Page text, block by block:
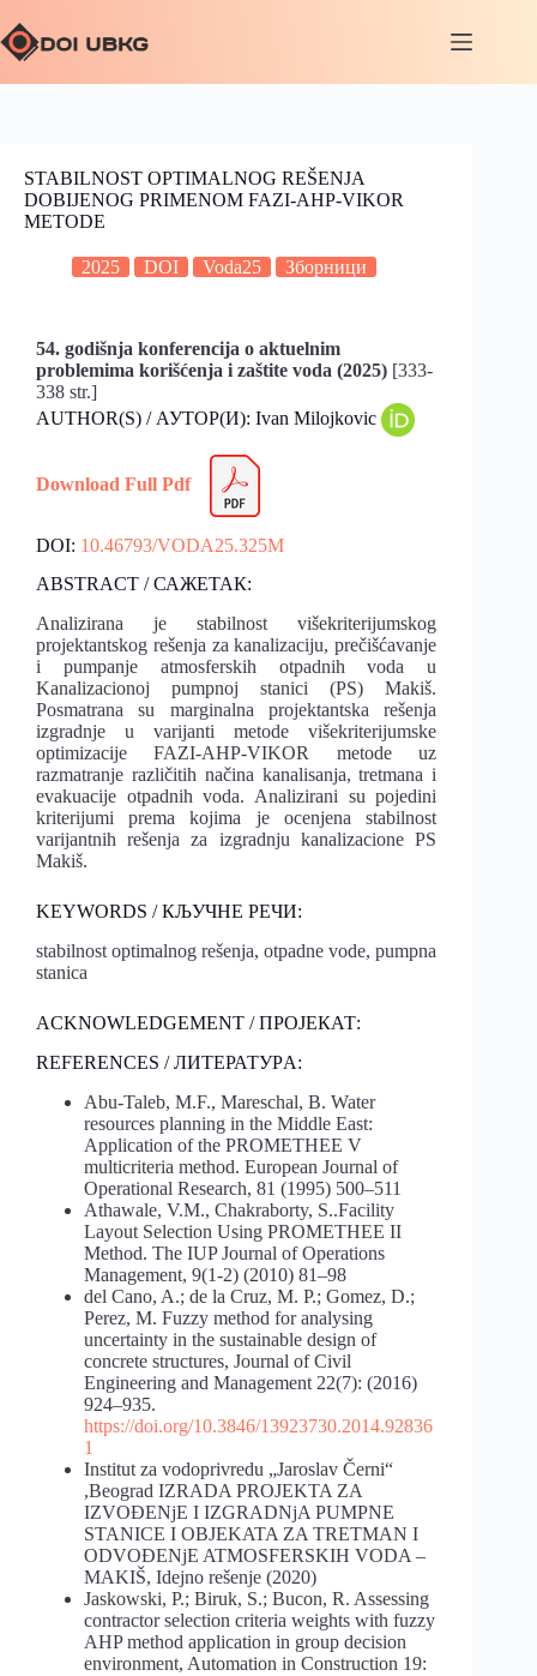
STABILNOST OPTIMALNOG REŠENJA
DOBIJENOG PRIMENOM FAZI-AHP-VIKOR
METODE
2025 DOI Voda25 Зборници
54. godišnja konferencija o aktuelnim
problemima korišćenja i zaštite voda (2025) [333-
338 str.]
AUTHOR(S) / АУТОР(И): Ivan Milojkovic
Download Full Pdf
DOI: 10.46793/VODA25.325M
ABSTRACT / САЖЕТАК:
Analizirana je stabilnost višekriterijumskog
projektantskog rešenja za kanalizaciju, prečišćavanje
i pumpanje atmosferskih otpadnih voda u
Kanalizacionoj pumpnoj stanici (PS) Makiš.
Posmatrana su marginalna projektantska rešenja
izgradnje u varijanti metode višekriterijumske
optimizacije FAZI-AHP-VIKOR metode uz
razmatranje različitih načina kanalisanja, tretmana i
evakuacije otpadnih voda. Analizirani su pojedini
kriterijumi prema kojima je ocenjena stabilnost
varijantnih rešenja za izgradnju kanalizacione PS
Makiš.
KEYWORDS / КЉУЧНЕ РЕЧИ:
stabilnost optimalnog rešenja, otpadne vode, pumpna
stanica
ACKNOWLEDGEMENT / ПРОЈЕКАТ:
REFERENCES / ЛИТЕРАТУРA:
Abu-Taleb, M.F., Mareschal, B. Water
resources planning in the Middle East:
Application of the PROMETHEE V
multicriteria method. European Journal of
Operational Research, 81 (1995) 500–511
Athawale, V.M., Chakraborty, S..Facility
Layout Selection Using PROMETHEE II
Method. The IUP Journal of Operations
Management, 9(1-2) (2010) 81–98
del Cano, A.; de la Cruz, M. P.; Gomez, D.;
Perez, M. Fuzzy method for analysing
uncertainty in the sustainable design of
concrete structures, Journal of Civil
Engineering and Management 22(7): (2016)
924–935.
https://doi.org/10.3846/13923730.2014.92836
1
Institut za vodoprivredu „Jaroslav Černi“
,Beograd IZRADA PROJEKTA ZA
IZVOĐENјE I IZGRADNјA PUMPNE
STANICE I OBJEKATA ZA TRETMAN I
ODVOĐENјE ATMOSFERSKIH VODA –
MAKIŠ, Idejno rešenje (2020)
Jaskowski, P.; Biruk, S.; Bucon, R. Assessing
contractor selection criteria weights with fuzzy
AHP method application in group decision
environment, Automation in Construction 19: